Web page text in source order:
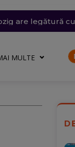
7 ore (Video).
Ce arată
are legătură
tăiat
de 37 de grade
MULTE